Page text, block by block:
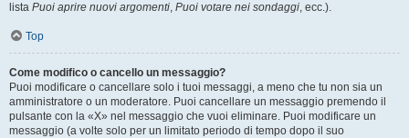
lista Puoi aprire nuovi argomenti, Puoi votare nei sondaggi, ecc.).
Top
Come modifico o cancello un messaggio?
Puoi modificare o cancellare solo i tuoi messaggi, a meno che tu non sia un
amministratore o un moderatore. Puoi cancellare un messaggio premendo il
pulsante con la «X» nel messaggio che vuoi eliminare. Puoi modificare un
messaggio (a volte solo per un limitato periodo di tempo dopo il suo